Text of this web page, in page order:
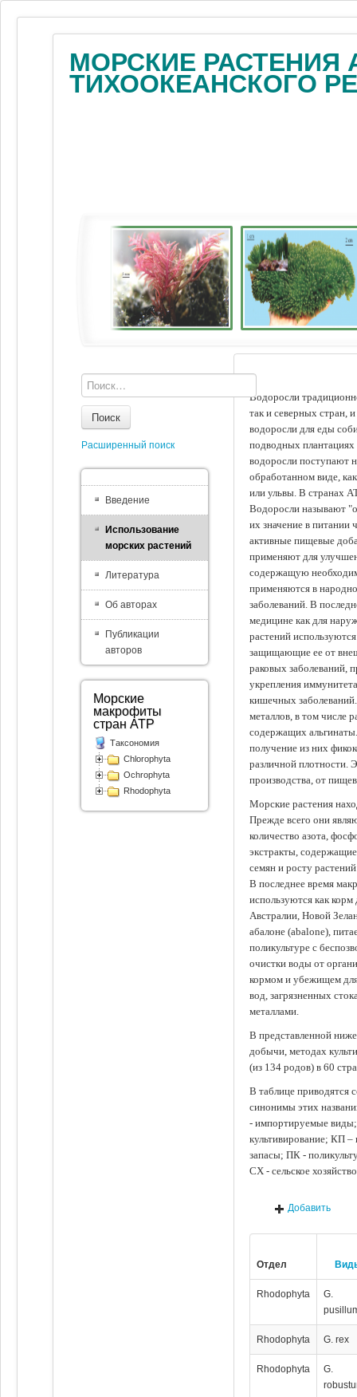
МОРСКИЕ РАСТЕНИЯ
ТИХООКЕАНСКОГО
Водоросли
так и северных стран,
водоросли для еды
подводных
водоросли поступают
обработанном виде,
или ульвы. В странах
Водоросли называют
их значение в питании
активные пищевые
применяют для
содержащую
применяются в
заболеваний. В
медицине как для
растений
защищающие ее от
раковых заболеваний,
укрепления
кишечных
металлов, в том числе
содержащих
получение из них
различной плотности.
производства, от
Морские растения
Прежде всего они
количество азота,
экстракты,
семян и росту
В последнее время
используются как
Австралии, Новой
абалоне (abalone),
поликультуре с
очистки воды от
кормом и убежищем
вод, загрязненных
металлами.
В представленной
добычи, методах
(из 134 родов) в 60
В таблице приводятся
синонимы этих
- импортируемые
культивирование; КП
запасы; ПК -
СХ - сельское
Добавить
Отдел
Rhodophyta
G.
Rhodophyta G. rex
Rhodophyta
G.
Поиск
Расширенный поиск
Введение
Использование
морских растений
Литература
Об авторах
Публикации
авторов
Морские
макрофиты
стран АТР
Таксономия
Chlorophyta
Ochrophyta
Rhodophyta